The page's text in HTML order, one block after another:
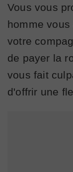
Vous vous
homme
votre
de payer la
vous fait
d'offrir une